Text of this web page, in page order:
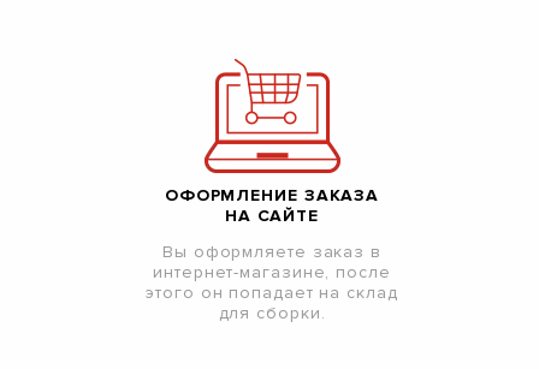
ОФОРМЛЕНИЕ ЗАКАЗА
НА САЙТЕ
Вы оформляете заказ в
интернет-магазине, после
этого он попадает на склад
для сборки.